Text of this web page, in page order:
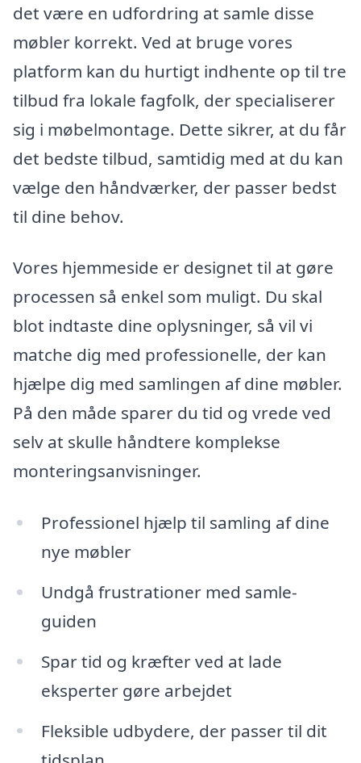
det være en udfordring at samle disse
møbler korrekt. Ved at bruge vores
platform kan du hurtigt indhente op til tre
tilbud fra lokale fagfolk, der specialiserer
sig i møbelmontage. Dette sikrer, at du får
det bedste tilbud, samtidig med at du kan
vælge den håndværker, der passer bedst
til dine behov.
Vores hjemmeside er designet til at gøre
processen så enkel som muligt. Du skal
blot indtaste dine oplysninger, så vil vi
matche dig med professionelle, der kan
hjælpe dig med samlingen af dine møbler.
På den måde sparer du tid og vrede ved
selv at skulle håndtere komplekse
monteringsanvisninger.
Professionel hjælp til samling af dine
nye møbler
Undgå frustrationer med samle-
guiden
Spar tid og kræfter ved at lade
eksperter gøre arbejdet
Fleksible udbydere, der passer til dit